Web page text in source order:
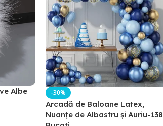
Albe
-30%
Arcadă de Baloane Latex,
Nuanțe de Albastru și Auriu-138